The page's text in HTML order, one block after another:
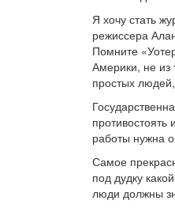
Я хочу стать
режиссера
Помните
Америки, не из
простых
работы нужна
Самое
под дудку
люди должны